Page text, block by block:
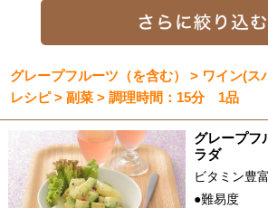
グレープフルーツ（を含む） > ワイン(ス
レシピ > 副菜 > 調理時間：15分 1品
グレープフ
ラダ
ビタミン豊
●難易度